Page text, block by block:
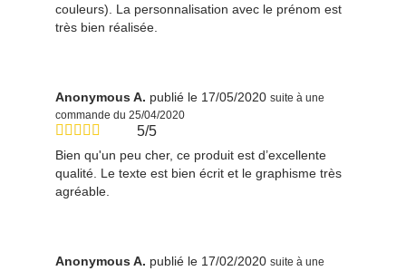
couleurs). La personnalisation avec le prénom est
très bien réalisée.
Anonymous A. publié le 17/05/2020 suite à une
commande du 25/04/2020
5/5
Bien qu'un peu cher, ce produit est d’excellente
qualité. Le texte est bien écrit et le graphisme très
agréable.
Anonymous A. publié le 17/02/2020 suite à une